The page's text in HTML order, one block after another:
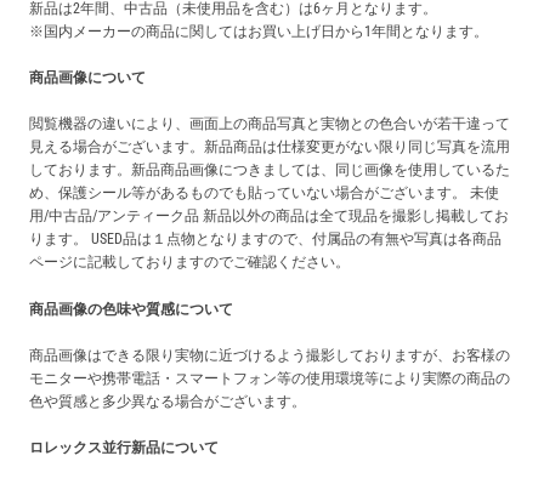
新品は2年間、中古品（未使用品を含む）は6ヶ月となります。
※国内メーカーの商品に関してはお買い上げ日から1年間となります。
商品画像について
閲覧機器の違いにより、画面上の商品写真と実物との色合いが若干違って
見える場合がございます。新品商品は仕様変更がない限り同じ写真を流用
しております。新品商品画像につきましては、同じ画像を使用しているた
め、保護シール等があるものでも貼っていない場合がございます。 未使
用/中古品/アンティーク品 新品以外の商品は全て現品を撮影し掲載してお
ります。 USED品は１点物となりますので、付属品の有無や写真は各商品
ページに記載しておりますのでご確認ください。
商品画像の色味や質感について
商品画像はできる限り実物に近づけるよう撮影しておりますが、お客様の
モニターや携帯電話・スマートフォン等の使用環境等により実際の商品の
色や質感と多少異なる場合がございます。
ロレックス並行新品について